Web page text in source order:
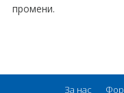
промени.
За нас